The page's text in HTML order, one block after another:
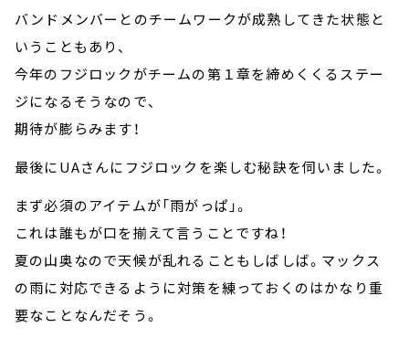
バンドメンバーとのチームワークが成熟してきた状態と
いうこともあり、
今年のフジロックがチームの第１章を締めくくるステー
ジになるそうなので、
期待が膨らみます！
最後にUAさんにフジロックを楽しむ秘訣を伺いました。
まず必須のアイテムが「雨がっぱ」。
これは誰もが口を揃えて言うことですね！
夏の山奥なので天候が乱れることもしばしば。マックス
の雨に対応できるように対策を練っておくのはかなり重
要なことなんだそう。